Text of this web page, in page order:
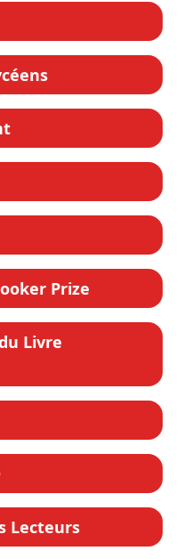
Prize
Livre
Lecteurs